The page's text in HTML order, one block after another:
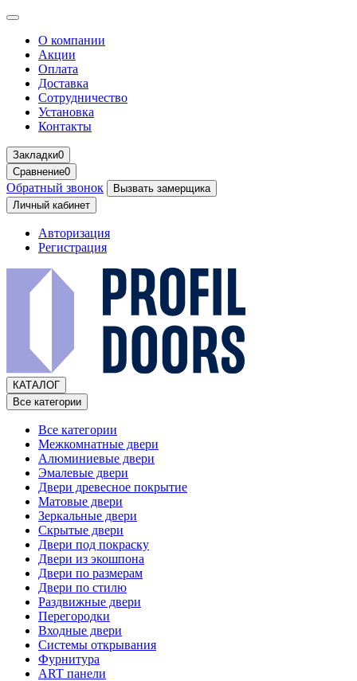
О компании
Акции
Оплата
Доставка
Сотрудничество
Установка
Контакты
Закладки0
Сравнение0
Обратный звонок
Вызвать замерщика
Личный кабинет
Авторизация
Регистрация
КАТАЛОГ
Все категории
Все категории
Межкомнатные двери
Алюминиевые двери
Эмалевые двери
Двери древесное покрытие
Матовые двери
Зеркальные двери
Скрытые двери
Двери под покраску
Двери из экошпона
Двери по размерам
Двери по стилю
Раздвижные двери
Перегородки
Входные двери
Системы открывания
Фурнитура
ART панели